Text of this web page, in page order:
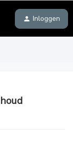
Inloggen